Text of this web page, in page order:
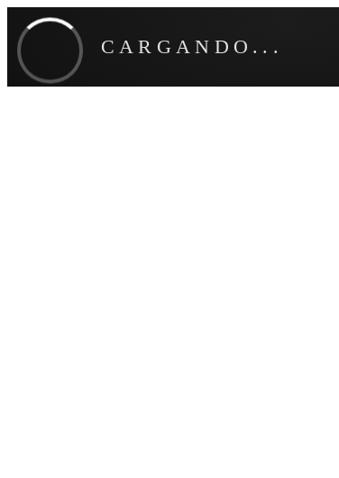
CARGANDO...